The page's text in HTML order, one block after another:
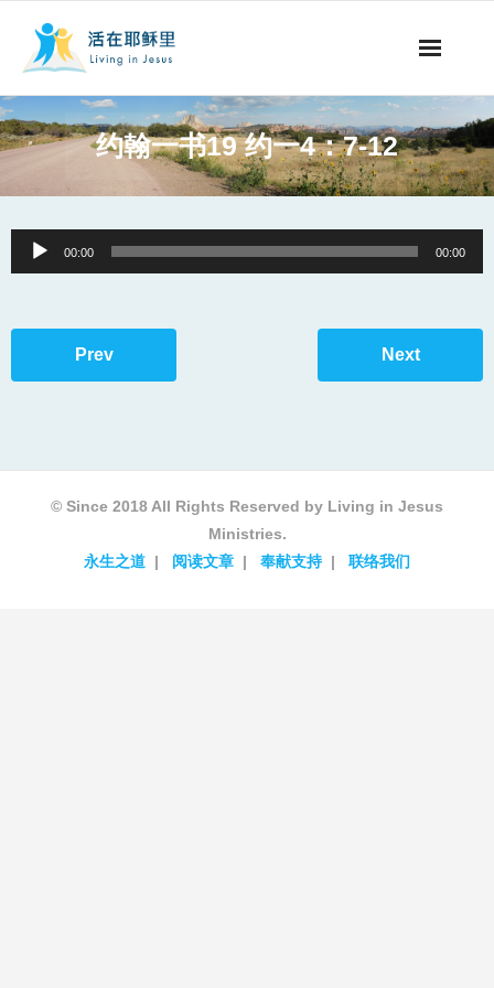
事工概要
阅读文章
约翰一书19 约一4：7-12
Audio
Player
00:00 00:00
Prev Next
© Since 2018 All Rights Reserved by Living in Jesus
Ministries.
永生之道
阅读文章 奉献支持 联络我们